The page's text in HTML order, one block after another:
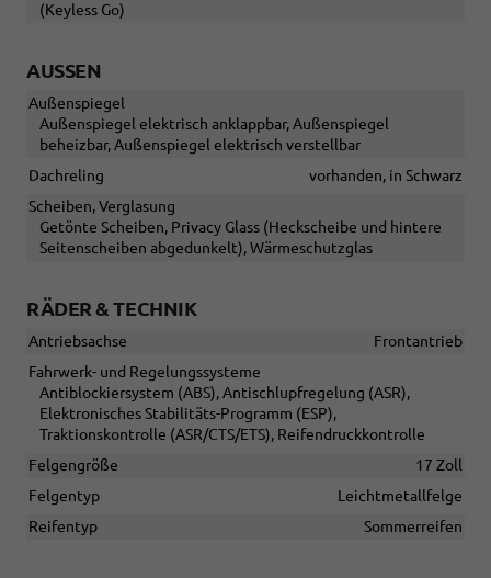
(Keyless Go)
AUSSEN
Außenspiegel
Außenspiegel elektrisch anklappbar, Außenspiegel
beheizbar, Außenspiegel elektrisch verstellbar
Dachreling
vorhanden, in Schwarz
Scheiben, Verglasung
Getönte Scheiben, Privacy Glass (Heckscheibe und hintere
Seitenscheiben abgedunkelt), Wärmeschutzglas
RÄDER & TECHNIK
Antriebsachse
Frontantrieb
Fahrwerk- und Regelungssysteme
Antiblockiersystem (ABS), Antischlupfregelung (ASR),
Elektronisches Stabilitäts-Programm (ESP),
Traktionskontrolle (ASR/CTS/ETS), Reifendruckkontrolle
Felgengröße
17 Zoll
Felgentyp
Leichtmetallfelge
Reifentyp
Sommerreifen